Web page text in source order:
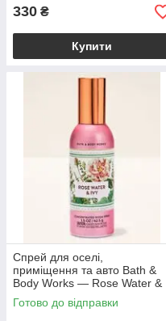
330 ₴
Купити
Спрей для оселі,
приміщення та авто Bath &
Body Works — Rose Water &
Ivy Concentrated Room Spray
/ 42,5 г
Готово до відправки